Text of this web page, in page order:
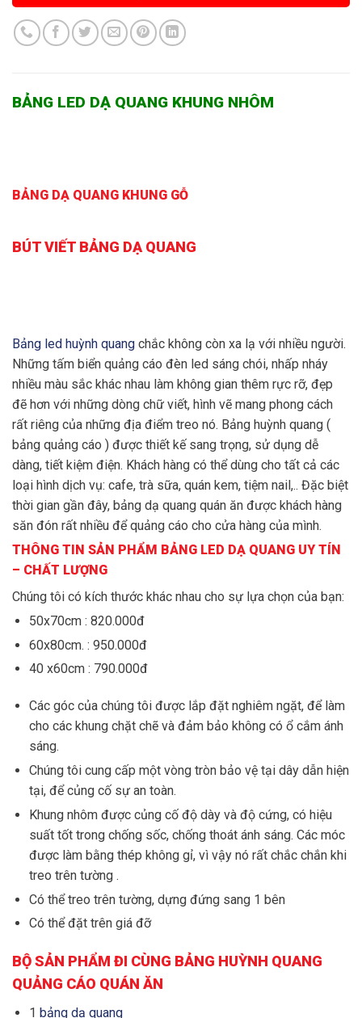
BẢNG LED DẠ QUANG KHUNG NHÔM
BẢNG DẠ QUANG KHUNG GỖ
BÚT VIẾT BẢNG DẠ QUANG
Bảng led huỳnh quang chắc không còn xa lạ với nhiều người.
Những tấm biển quảng cáo đèn led sáng chói, nhấp nháy
nhiều màu sắc khác nhau làm không gian thêm rực rỡ, đẹp
đẽ hơn với những dòng chữ viết, hình vẽ mang phong cách
rất riêng của những địa điểm treo nó. Bảng huỳnh quang (
bảng quảng cáo ) được thiết kế sang trọng, sử dụng dễ
dàng, tiết kiệm điện. Khách hàng có thể dùng cho tất cả các
loại hình dịch vụ: cafe, trà sữa, quán kem, tiệm nail,.. Đặc biệt
thời gian gần đây, bảng dạ quang quán ăn được khách hàng
săn đón rất nhiều để quảng cáo cho cửa hàng của mình.
THÔNG TIN SẢN PHẨM BẢNG LED DẠ QUANG UY TÍN
– CHẤT LƯỢNG
Chúng tôi có kích thước khác nhau cho sự lựa chọn của bạn:
50x70cm : 820.000đ
60x80cm. : 950.000đ
40 x60cm : 790.000đ
Các góc của chúng tôi được lắp đặt nghiêm ngặt, để làm
cho các khung chặt chẽ và đảm bảo không có ổ cắm ánh
sáng.
Chúng tôi cung cấp một vòng tròn bảo vệ tại dây dẫn hiện
tại, để củng cố sự an toàn.
Khung nhôm được củng cố độ dày và độ cứng, có hiệu
suất tốt trong chống sốc, chống thoát ánh sáng. Các móc
được làm bằng thép không gỉ, vì vậy nó rất chắc chắn khi
treo trên tường .
Có thể treo trên tường, dựng đứng sang 1 bên
Có thể đặt trên giá đỡ
BỘ SẢN PHẨM ĐI CÙNG BẢNG HUỲNH QUANG
QUẢNG CÁO QUÁN ĂN
1 bảng dạ quang